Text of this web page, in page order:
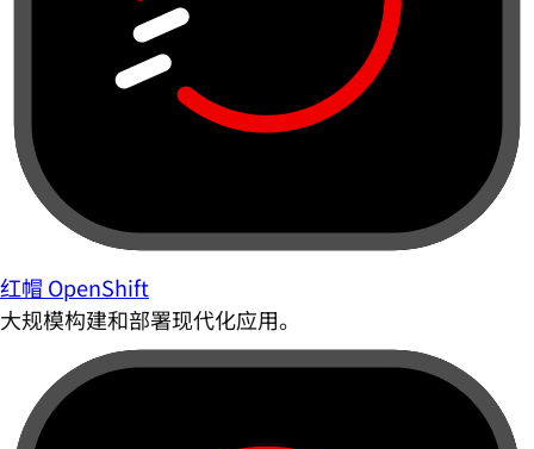
红帽 OpenShift
大规模构建和部署现代化应用。